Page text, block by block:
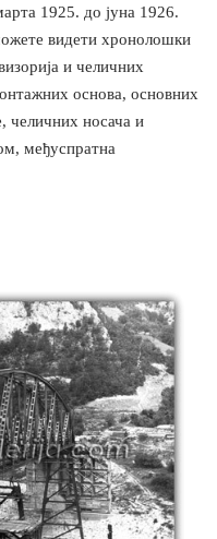
1925. до jуна 1926.
видети хронолошки
и челичних
основа, основних
челичних носача и
међуспратна